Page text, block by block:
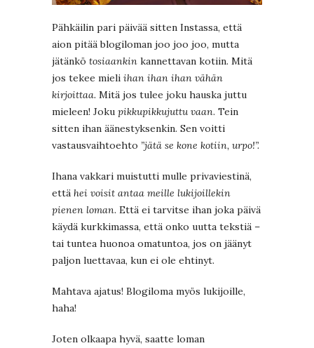
Pähkäilin pari päivää sitten Instassa, että
aion pitää blogiloman joo joo joo, mutta
jätänkö tosiaankin kannettavan kotiin. Mitä
jos tekee mieli ihan ihan ihan vähän
kirjoittaa. Mitä jos tulee joku hauska juttu
mieleen! Joku pikkupikkujuttu vaan. Tein
sitten ihan äänestyksenkin. Sen voitti
vastausvaihtoehto ”jätä se kone kotiin, urpo!”.
Ihana vakkari muistutti mulle privaviestinä,
että hei voisit antaa meille lukijoillekin
pienen loman. Että ei tarvitse ihan joka päivä
käydä kurkkimassa, että onko uutta tekstiä –
tai tuntea huonoa omatuntoa, jos on jäänyt
paljon luettavaa, kun ei ole ehtinyt.
Mahtava ajatus! Blogiloma myös lukijoille,
haha!
Joten olkaapa hyvä, saatte loman